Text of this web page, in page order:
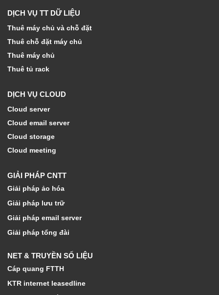
DỊCH VỤ TT DỮ LIỆU
Thuê máy chủ và chỗ đặt
Thuê chỗ đặt máy chủ
Thuê máy chủ
Thuê tủ rack
DỊCH VỤ CLOUD
Cloud server
Cloud email server
Cloud storage
Cloud meeting
GIẢI PHÁP CNTT
Giải pháp ảo hóa
Giải pháp lưu trữ
Giải pháp email server
Giải pháp tổng đài
NET & TRUYỀN SỐ LIỆU
Cáp quang FTTH
KTR internet leasedline